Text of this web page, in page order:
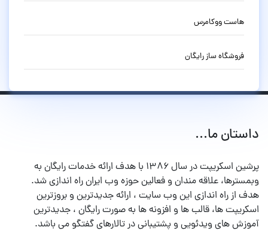
هاست ووکامرس
فروشگاه ساز رایگان
داستان ما...
پرشین اسکریپت در سال ۱۳۸۶ با هدف ارائه خدمات رایگان به
وبمسترها، علاقه مندان و فعالین حوزه وب ایران راه اندازی شد.
هدف از راه اندازی این وب سایت ، ارائه جدیدترین و بروزترین
اسکریپت ها، قالب ها و افزونه ها به صورت رایگان ، جدیدترین
آموزش های ویدئویی و پشتیبانی در تالارهای گفتگو می باشد.